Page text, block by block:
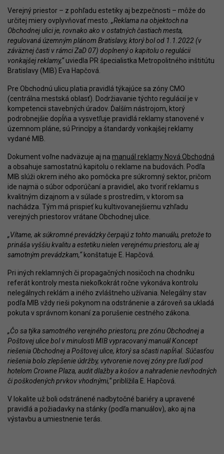
Verejný priestor – z pohľadu estetiky aj bezpečnosti – môže do
určitej miery ovplyvňovať mesto. „Reklama na objektoch na
Obchodnej ulici je, rovnako ako v ostatných častiach mesta,
regulovaná územným plánom Bratislavy, ktorý bol od 1.1.2022 (v
záväznej časti v rámci ZaD 07) doplnený o kapitolu o regulácii
vonkajšej reklamy,“uviedla PR špecialistka Metropolitného inštitútu
Bratislavy (MIB) Eva Hapčová.
Pre Obchodnú ulicu platia pravidlá týkajúce sa zóny CMO
(centrálna mestská oblasť). Dodržiavanie týchto regulácií je v
kompetencii stavebných úradov. Ďalším nástrojom, ktorý
podrobnejšie dopĺňa a vysvetľuje pravidlá reklamy stanovené v
územnom pláne, sú Princípy a štandardy vonkajšej reklamy
vydané MIB.
Dokument voľne nadväzuje aj na manuál reklamy Nová Obchodná
a obsahuje samostatnú kapitolu o reklame na budovách. Podľa
MIB slúži okrem iného ako pomôcka pre súkromný sektor, pričom
ide najmä o súbor odporúčaní a pravidiel, ako tvoriť reklamu s
kvalitným dizajnom a v súlade s prostredím, v ktorom sa
nachádza. Tým má prispieť ku kultivovanejšiemu vzhľadu
verejných priestorov vrátane Obchodnej ulice.
„Vítame, ak súkromné prevádzky čerpajú z tohto manuálu, pretože to
prináša vyššiu kvalitu a estetiku nielen verejnému priestoru, ale aj
samotným prevádzkam,“konštatuje E. Hapčová.
Pri iných reklamných či propagačných nosičoch na chodníku
referát kontroly mesta niekoľkokrát ročne vykonáva kontrolu
nelegálnych reklám a iného zvláštneho užívania. Nelegálny stav
podľa MIB vždy rieši pokynom na odstránenie a zároveň sa ukladá
pokuta v správnom konaní za porušenie cestného zákona.
„Čo sa týka samotného verejného priestoru, pre zónu Obchodnej a
Poštovej ulice bol v minulosti MIB vypracovaný manuál Koncept
riešenia Obchodnej a Poštovej ulice, ktorý sa sčasti napĺňal. Súčasťou
riešenia bolo zlepšenie údržby, vytvorenie novej zóny pre ľudí pod
hotelom Crowne Plaza, audit dlažby a košov a nahradenie nevhodných
či poškodených prvkov vhodnými,“priblížila E. Hapčová.
V lokalite už boli odstránené nadbytočné bariéry a upravené
pravidlá a požiadavky na stánky (podľa manuálov), ako aj na
výstavbu a umiestnenie terás.